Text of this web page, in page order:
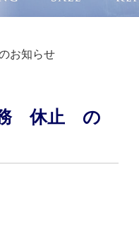
お知らせ
務 休止 の